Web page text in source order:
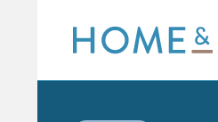
content